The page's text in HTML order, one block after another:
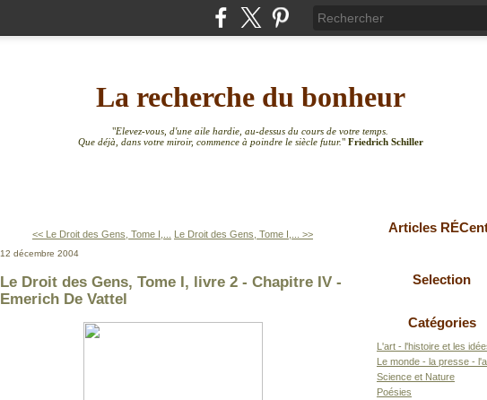
La recherche du bonheur
"Elevez-vous, d'une aile hardie, au-dessus du cours de votre temps.
Que déjà, dans votre miroir, commence à poindre le siècle futur." Friedrich Schiller
<< Le Droit des Gens, Tome I,... Le Droit des Gens, Tome I,... >>
12 décembre 2004
Le Droit des Gens, Tome I, livre 2 - Chapitre IV -
Emerich De Vattel
Articles
Selection
Catégories
L'art - l'histoire et les
Le monde - la presse -
Science et Nature
Poésies